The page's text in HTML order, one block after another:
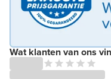
Wat klanten van ons